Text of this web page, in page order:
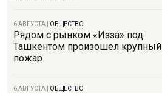
6 АВГУСТА ОБЩЕСТВО
Рядом с рынком «Изза» под
Ташкентом произошел крупный
пожар
6 АВГУСТА ОБЩЕСТВО